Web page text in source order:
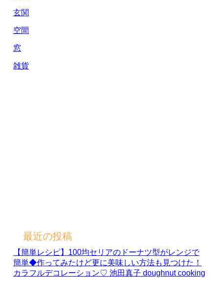
玄関
空間
窓
雑貨
最近の投稿
【簡単レシピ】100均セリアのドーナツ型がレンジで
簡単◆作ってみたけど更に美味しい方法も見つけた！
カラフルデコレーション♡ 池田真子 doughnut cooking